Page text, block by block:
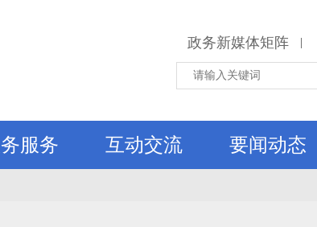
政务新媒体矩阵 |
服务 互动交流 要闻动态